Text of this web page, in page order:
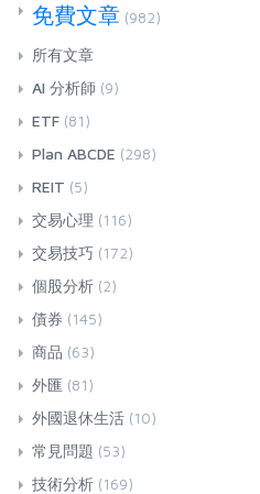
免費文章 (982)
所有文章
AI 分析師 (9)
ETF (81)
Plan ABCDE (298)
REIT (5)
交易心理 (116)
交易技巧 (172)
個股分析 (2)
債券 (145)
商品 (63)
外匯 (81)
外國退休生活 (10)
常見問題 (53)
技術分析 (169)